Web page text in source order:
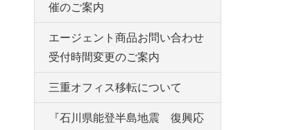
催のご案内
エージェント商品お問い合わせ
受付時間変更のご案内
三重オフィス移転について
『石川県能登半島地震 復興応